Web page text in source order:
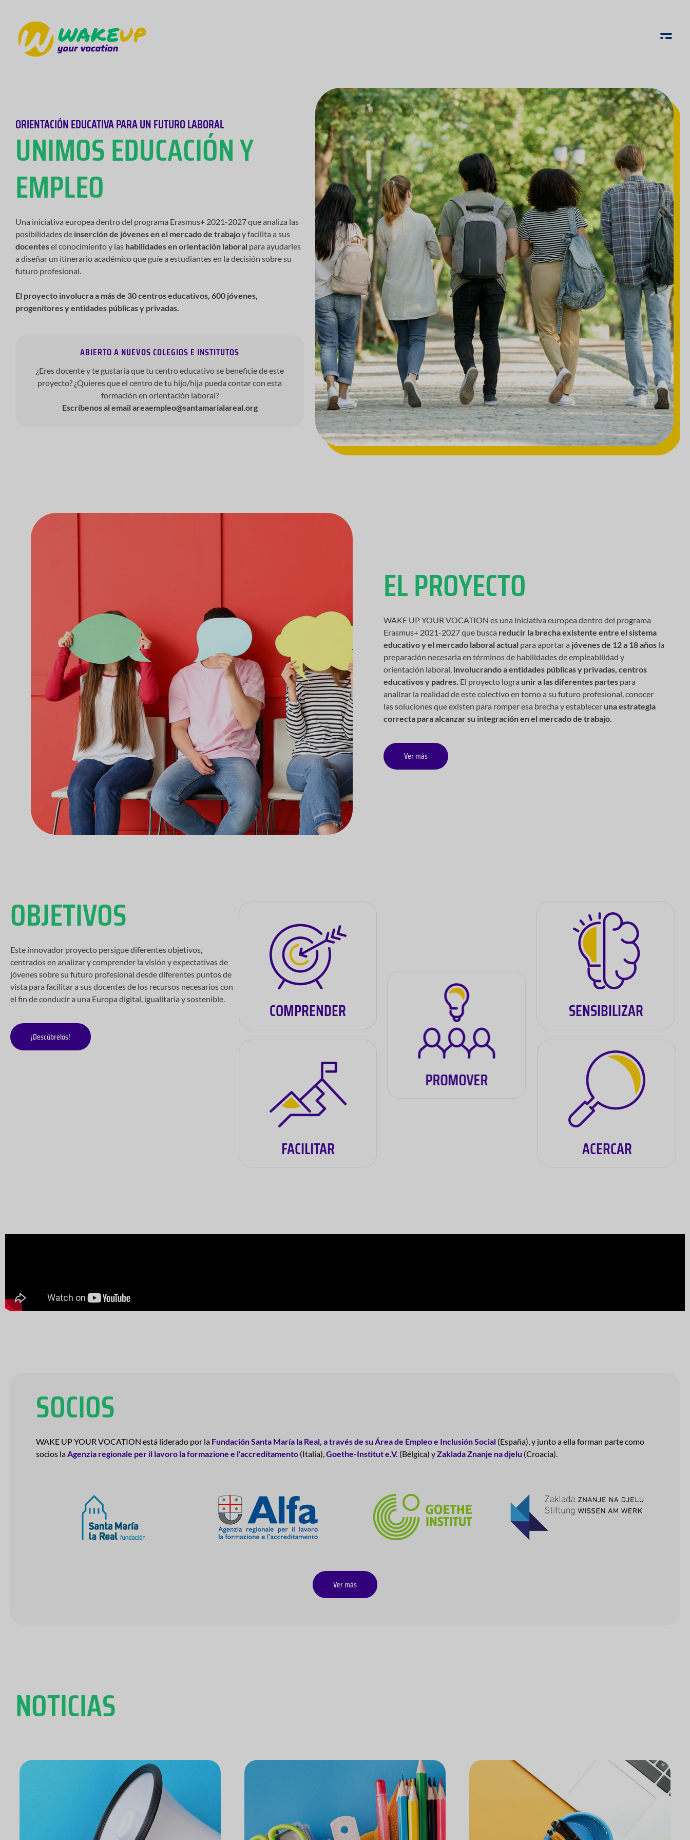
ORIENTACIÓN EDUCATIVA PARA UN FUTURO LABORAL
UNIMOS EDUCACIÓN Y
EMPLEO
Una iniciativa europea dentro del programa Erasmus+ 2021-2027 que analiza las
posibilidades de inserción de jóvenes en el mercado de trabajoy facilita a sus
docentesel conocimiento y las habilidades en orientación laboral para ayudarles
a diseñar un itinerario académico que guíe a estudiantes en la decisión sobre su
futuro profesional.
El proyecto involucra a más de 30 centros educativos, 600 jóvenes,
progenitores y entidades públicas y privadas.
ABIERTO A NUEVOS COLEGIOS E INSTITUTOS
¿Eres docente y te gustaría que tu centro educativo se beneficie de este
proyecto? ¿Quieres que el centro de tu hijo/hija pueda contar con esta
formación en orientación laboral?
Escríbenos al email areaempleo@santamarialareal.org
EL PROYECTO
WAKE UP YOUR VOCATION es una iniciativa europea dentro del programa
Erasmus+ 2021-2027 que busca reducir la brecha existente entre el sistema
educativo y el mercado laboralactual para aportar a jóvenes de 12 a 18 años la
preparación necesaria en términos de habilidades de empleabilidad y
orientación laboral, involucrando a entidades públicas y privadas, centros
educativos y padres. El proyecto logra unir a las diferentes partes para
analizar la realidad de este colectivo en torno a su futuro profesional, conocer
las soluciones que existen para romper esa brecha y establecer una estrategia
correcta para alcanzar su integración en el mercado de trabajo.
Ver más
OBJETIVOS
Este innovador proyecto persigue diferentes objetivos,
centrados en analizar y comprender la visión y expectativas de
jóvenes sobre su futuro profesional desde diferentes puntos de
vista para facilitar a sus docentes de los recursos necesarios con
el fin de conducir a una Europa digital, igualitaria y sostenible.
¡Descúbrelos!
COMPRENDER
FACILITAR
PROMOVER
SENSIBILIZAR
ACERCAR
SOCIOS
WAKE UP YOUR VOCATION está liderado por la Fundación Santa María la Real, a través de su Área de Empleo e Inclusión Social (España), y junto a ella forman parte como
socios laAgenzia regionale per il lavoro la formazione e l'accreditamento (Italia),Goethe-Institut e.V. (Bélgica) yZaklada Znanje na djelu (Croacia).
Ver más
NOTICIAS